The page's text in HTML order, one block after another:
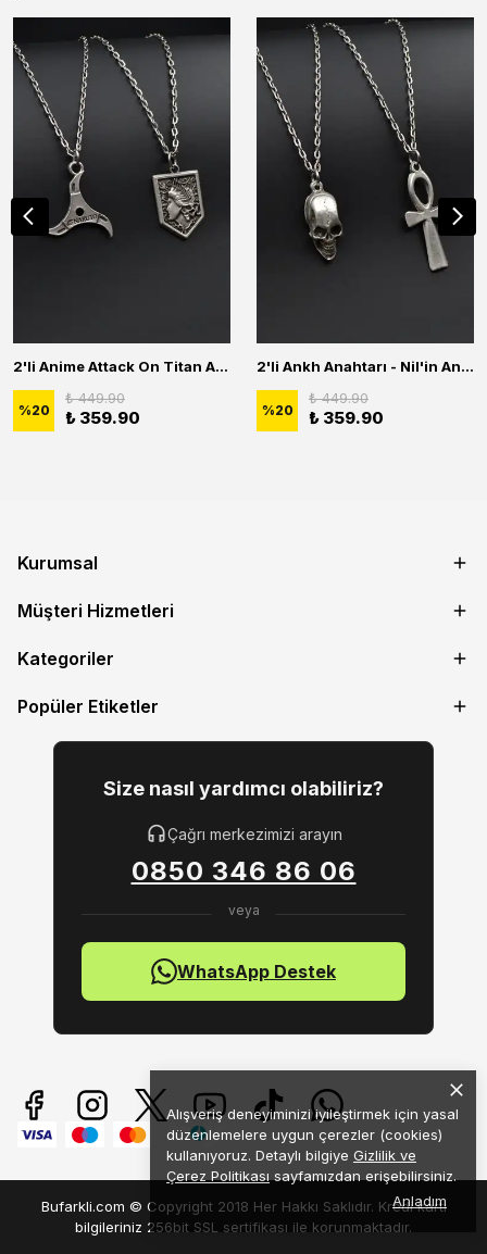
Alışveriş deneyiminizi iyileştirmek için yasal
düzenlemelere uygun çerezler (cookies)
kullanıyoruz. Detaylı bilgiye Gizlilik ve
Çerez Politikası sayfamızdan erişebilirsiniz.
Anladım
2'li Anime Attack On Titan Acrylic Maria Anime Naruto Erkek Kadın Kolye Seti
%20
₺ 449.90
₺ 359.90
2'li Ankh Anahtarı - Nil'in Anahtarı - Kuru Kafa Erkek Kadın Kolye Seti
%20
₺ 449.90
₺ 359.90
Kurumsal
Müşteri Hizmetleri
Kategoriler
Popüler Etiketler
Size nasıl yardımcı olabiliriz?
Çağrı merkezimizi arayın
0850 346 86 06
WhatsApp Destek
Bufarkli.com © Copyright 2018 Her Hakkı Saklıdır. Kredi kartı
bilgileriniz 256bit SSL sertifikası ile korunmaktadır.